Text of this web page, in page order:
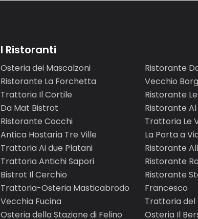
I Ristoranti
Osteria dei Mascalzoni
Ristorante La Forchetta
Trattoria Il Cortile
Da Mat Bistrot
Ristorante Cocchi
Antica Hostaria Tre Ville
Trattoria Ai due Platani
Trattoria Antichi Sapori
Bistrot Il Cerchio
Trattoria-Osteria Masticabrodo
Vecchia Fucina
Osteria della Stazione di Felino
Ristorante
Vecchio
Ristorante
Ristorante
Trattoria Le
La Porta a
Ristorante
Ristorante
Ristorante
Francesco
Trattoria
Osteria Il